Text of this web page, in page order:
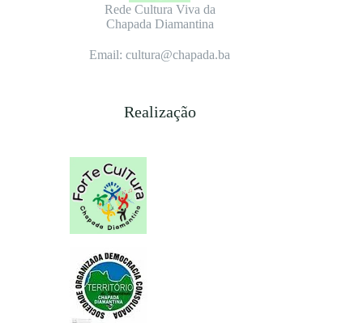
Rede Cultura Viva da
Chapada Diamantina
Email: cultura@chapada.ba
Realização